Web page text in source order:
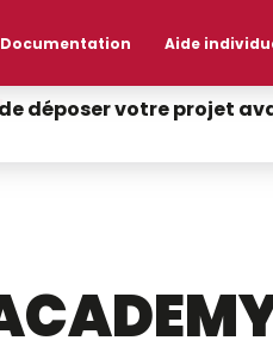
Documentation Aide
déposer votre projet